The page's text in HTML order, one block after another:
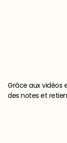
Grâce aux vidéos
des notes et